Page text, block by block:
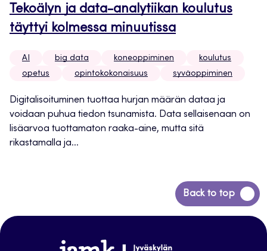
Tekoälyn ja data-analytiikan koulutus
täyttyi kolmessa minuutissa
AI big data koneoppiminen
koulutus
opetus
opintokokonaisuus syväoppiminen
Digitalisoituminen tuottaa hurjan määrän dataa ja
voidaan puhua tiedon tsunamista. Data sellaisenaan on
lisäarvoa tuottamaton raaka-aine, mutta sitä
rikastamalla ja...
Back to top
Siirry
takaisin
www.jamk.fi